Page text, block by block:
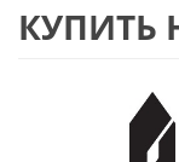
КУПИТЬ